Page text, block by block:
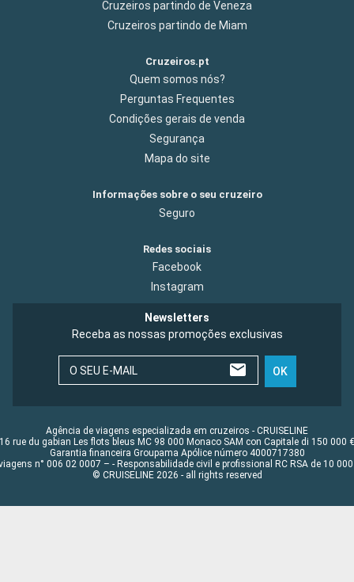
Cruzeiros partindo de Veneza
Cruzeiros partindo de Miam
Cruzeiros.pt
Quem somos nós?
Perguntas Frequentes
Condições gerais de venda
Segurança
Mapa do site
Informações sobre o seu cruzeiro
Seguro
Redes sociais
Facebook
Instagram
Newsletters
Receba as nossas promoções exclusivas
O SEU E-MAIL OK
Agência de viagens especializada em cruzeiros - CRUISELINE
16 rue du gabian Les flots bleus MC 98 000 Monaco SAM con Capitale di 150 000 €
Garantia financeira Groupama Apólice número 4000717380
n° 006 02 0007 – - Responsabilidade civil e profissional RC RSA de 10 000
© CRUISELINE 2026 - all rights reserved